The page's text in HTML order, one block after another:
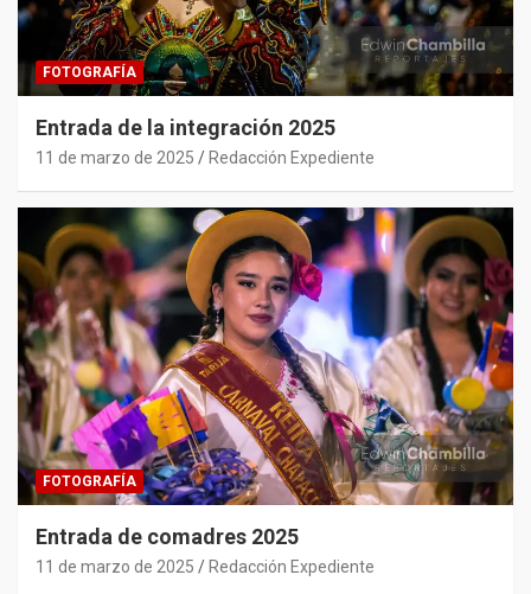
FOTOGRAFÍA
Entrada de la integración 2025
11 de marzo de 2025 Redacción Expediente
FOTOGRAFÍA
Entrada de comadres 2025
11 de marzo de 2025 Redacción Expediente